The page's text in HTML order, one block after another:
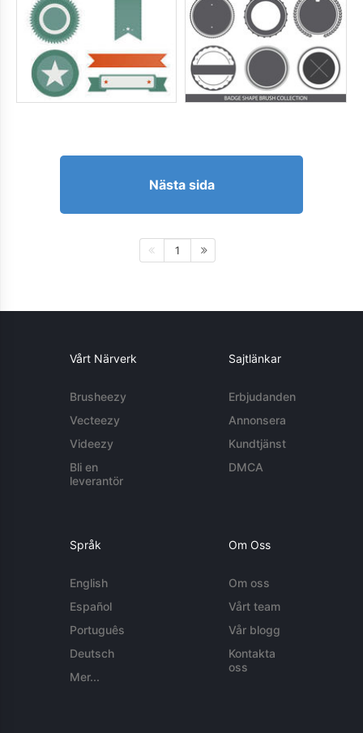
Nästa sida
1
Vårt Närverk
Brusheezy
Vecteezy
Videezy
Bli en
leverantör
Sajtlänkar
Erbjudanden
Annonsera
Kundtjänst
DMCA
Språk
English
Español
Português
Deutsch
Mer...
Om Oss
Om oss
Vårt team
Vår blogg
Kontakta
oss